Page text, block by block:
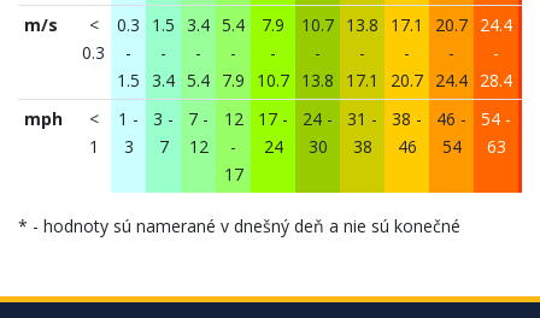
m/s
<
0.3
0.3
-
1.5
1.5
-
3.4
3.4
-
5.4
5.4
-
7.9
7.9
-
10.7
10.7
-
13.8
13.8
-
17.1
17.1
-
20.7
20.7
-
24.4
24.4
-
28.4
mph
<
1
1 -
3
3 -
7
7 -
12
12
-
17
17 -
24
24 -
30
31 -
38
38 -
46
46 -
54
54 -
63
* - hodnoty sú namerané v dnešný deň a nie sú konečné